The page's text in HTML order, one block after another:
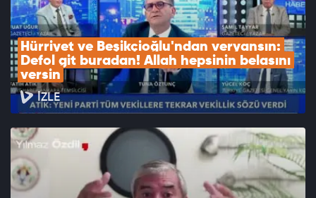
Hürriyet ve Beşikçioğlu'ndan veryansın:
Defol git buradan! Allah hepsinin belasını
versin
İZLE